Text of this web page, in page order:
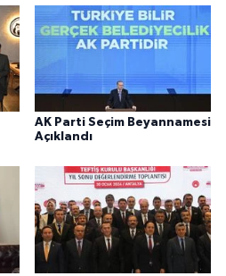
AK Parti Seçim Beyannamesi
Açıklandı